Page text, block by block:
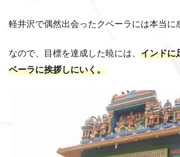
軽井沢で偶然出会ったクベーラには本当に
なので、目標を達成した暁には、 インドに
ベーラに挨拶しにいく。